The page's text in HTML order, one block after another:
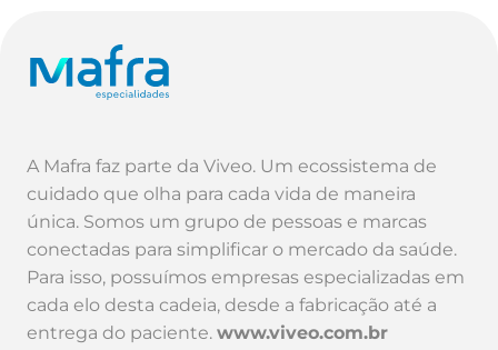
A Mafra faz parte da Viveo. Um ecossistema de
cuidado que olha para cada vida de maneira
única. Somos um grupo de pessoas e marcas
conectadas para simplificar o mercado da saúde.
Para isso, possuímos empresas especializadas em
cada elo desta cadeia, desde a fabricação até a
entrega do paciente.www.viveo.com.br